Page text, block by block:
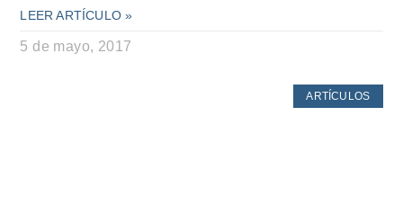
LEER ARTÍCULO »
5 de mayo, 2017
ARTÍCULOS